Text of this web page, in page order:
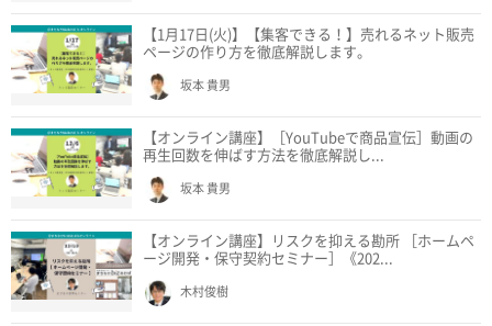
【1月17日(火)】【集客できる！】売れるネット販売
ページの作り方を徹底解説します。
坂本 貴男
【オンライン講座】［YouTubeで商品宣伝］動画の
再生回数を伸ばす方法を徹底解説し...
坂本 貴男
【オンライン講座】リスクを抑える勘所 ［ホームペ
ージ開発・保守契約セミナー］《202...
木村俊樹